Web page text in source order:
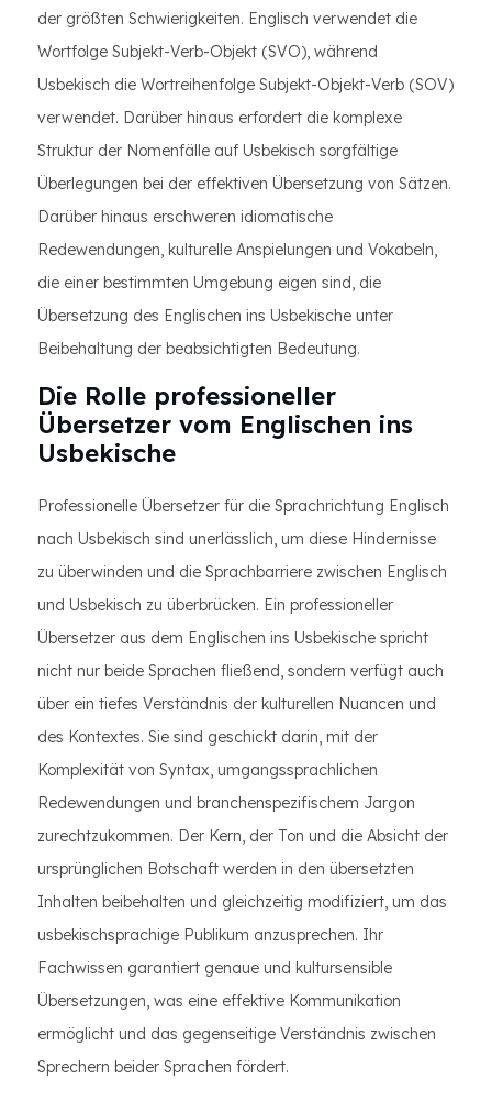
der größten Schwierigkeiten. Englisch verwendet die
Wortfolge Subjekt-Verb-Objekt (SVO), während
Usbekisch die Wortreihenfolge Subjekt-Objekt-Verb (SOV)
verwendet. Darüber hinaus erfordert die komplexe
Struktur der Nomenfälle auf Usbekisch sorgfältige
Überlegungen bei der effektiven Übersetzung von Sätzen.
Darüber hinaus erschweren idiomatische
Redewendungen, kulturelle Anspielungen und Vokabeln,
die einer bestimmten Umgebung eigen sind, die
Übersetzung des Englischen ins Usbekische unter
Beibehaltung der beabsichtigten Bedeutung.
Die Rolle professioneller
Übersetzer vom Englischen ins
Usbekische
Professionelle Übersetzer für die Sprachrichtung Englisch
nach Usbekisch sind unerlässlich, um diese Hindernisse
zu überwinden und die Sprachbarriere zwischen Englisch
und Usbekisch zu überbrücken. Ein professioneller
Übersetzer aus dem Englischen ins Usbekische spricht
nicht nur beide Sprachen fließend, sondern verfügt auch
über ein tiefes Verständnis der kulturellen Nuancen und
des Kontextes. Sie sind geschickt darin, mit der
Komplexität von Syntax, umgangssprachlichen
Redewendungen und branchenspezifischem Jargon
zurechtzukommen. Der Kern, der Ton und die Absicht der
ursprünglichen Botschaft werden in den übersetzten
Inhalten beibehalten und gleichzeitig modifiziert, um das
usbekischsprachige Publikum anzusprechen. Ihr
Fachwissen garantiert genaue und kultursensible
Übersetzungen, was eine effektive Kommunikation
ermöglicht und das gegenseitige Verständnis zwischen
Sprechern beider Sprachen fördert.